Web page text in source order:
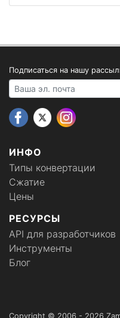
ИНФО
Типы конвертации
Сжатие
Цены
РЕСУРСЫ
API для разработчиков
Инструменты
Блог
Подписаться на нашу
Your email address
Copyright © 2006 - 2026